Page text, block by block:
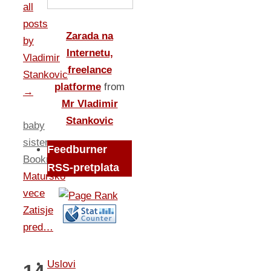
all
posts
by
Vladimir
Stankovic
→
baby
sister.
Bookmark
Matursko
vece
Zatisje
pred…
Zarada na
Internetu,
freelance
platforme from
Mr Vladimir
Stankovic
Feedburner
RSS-pretplata
Uslovi